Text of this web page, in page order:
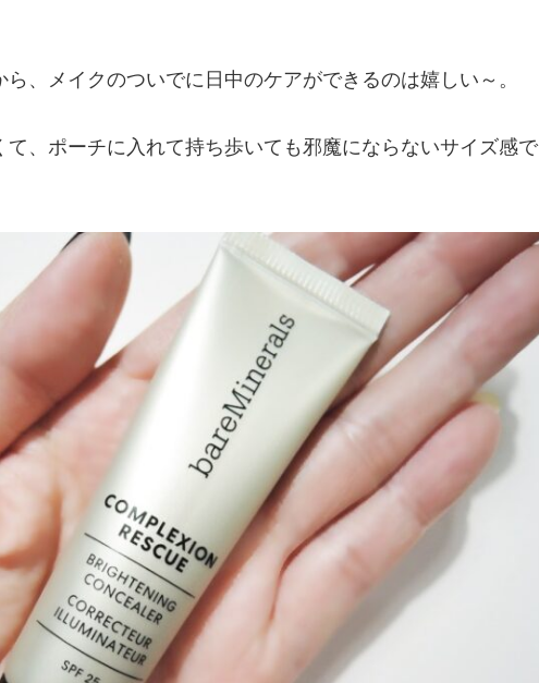
、メイクのついでに日中のケアができるのは嬉しい～。
、ポーチに入れて持ち歩いても邪魔にならないサイズ感で